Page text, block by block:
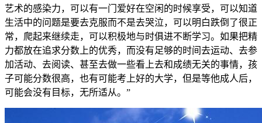
艺术的感染力，可以有一门爱好在空闲的时候享受，可以知道
生活中的问题是要去克服而不是去哭泣，可以明白跌倒了很正
常，爬起来继续走，可以积极地与时俱进不断学习。如果把精
力都放在追求分数上的优秀，而没有足够的时间去运动、去参
加活动、去阅读、甚至去做一些看上去和成绩无关的事情，孩
子可能分数很高，也有可能考上好的大学，但是等他成人后，
可能会没有目标，无所适从。”